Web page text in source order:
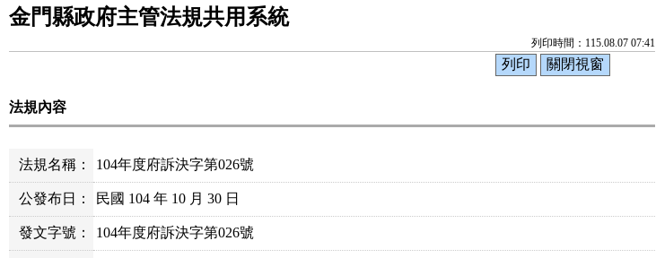
金門縣政府主管法規共用系統
列印時間：115.08.07 07:41
法規內容
法規名稱： 104年度府訴決字第026號
公發布日： 民國 104 年 10 月 30 日
發文字號： 104年度府訴決字第026號